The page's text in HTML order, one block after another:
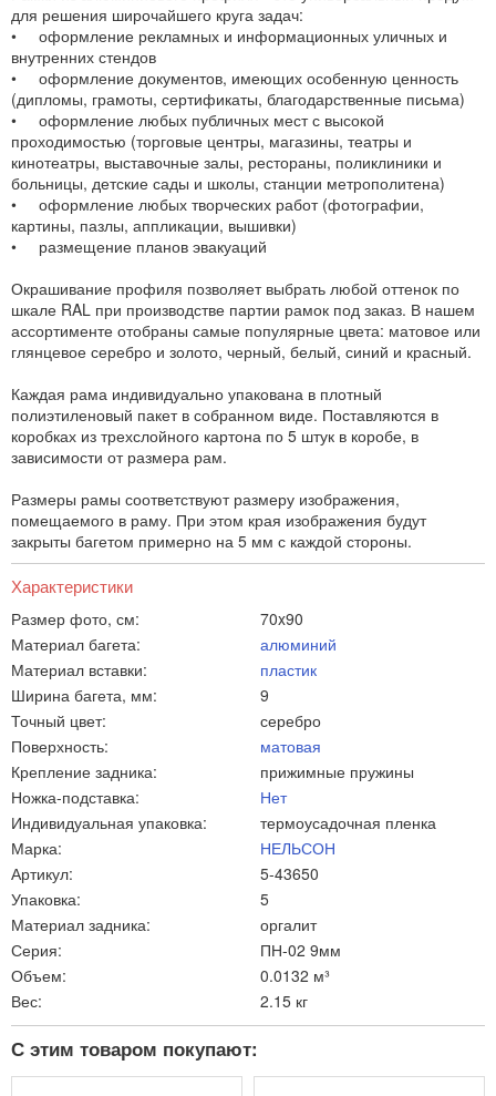
для решения широчайшего круга задач:
• оформление рекламных и информационных уличных и
внутренних стендов
• оформление документов, имеющих особенную ценность
(дипломы, грамоты, сертификаты, благодарственные письма)
• оформление любых публичных мест с высокой
проходимостью (торговые центры, магазины, театры и
кинотеатры, выставочные залы, рестораны, поликлиники и
больницы, детские сады и школы, станции метрополитена)
• оформление любых творческих работ (фотографии,
картины, пазлы, аппликации, вышивки)
• размещение планов эвакуаций
Окрашивание профиля позволяет выбрать любой оттенок по
шкале RAL при производстве партии рамок под заказ. В нашем
ассортименте отобраны самые популярные цвета: матовое или
глянцевое серебро и золото, черный, белый, синий и красный.
Каждая рама индивидуально упакована в плотный
полиэтиленовый пакет в собранном виде. Поставляются в
коробках из трехслойного картона по 5 штук в коробе, в
зависимости от размера рам.
Размеры рамы соответствуют размеру изображения,
помещаемого в раму. При этом края изображения будут
закрыты багетом примерно на 5 мм с каждой стороны.
Характеристики
Размер фото, см:
70x90
Материал багета:
алюминий
Материал вставки:
пластик
Ширина багета, мм:
9
Точный цвет:
серебро
Поверхность:
матовая
Крепление задника:
прижимные пружины
Ножка-подставка:
Нет
Индивидуальная упаковка:
термоусадочная пленка
Марка:
НЕЛЬСОН
Артикул:
5-43650
Упаковка:
5
Материал задника:
оргалит
Серия:
ПН-02 9мм
Объем:
0.0132 м³
Вес:
2.15 кг
С этим товаром покупают: